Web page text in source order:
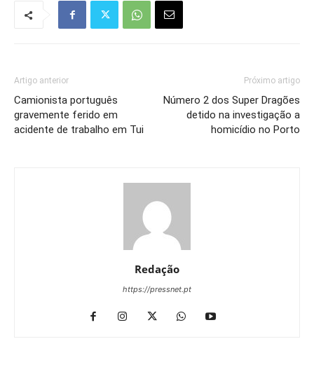
Artigo anterior
Camionista português
gravemente ferido em
acidente de trabalho em Tui
Próximo artigo
Número 2 dos Super Dragões
detido na investigação a
homicídio no Porto
Redação
https://pressnet.pt